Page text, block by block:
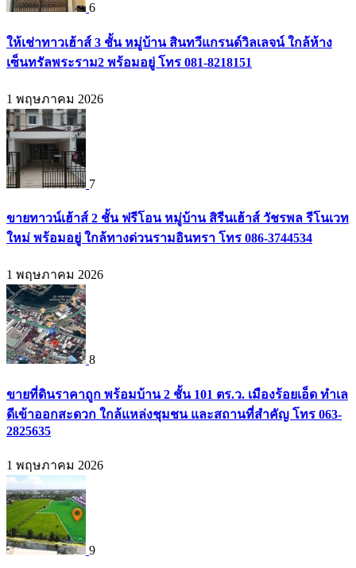
6
ให้เช่าทาวเฮ้าส์ 3 ชั้น หมู่บ้าน สินทวีแกรนด์วิลเลจน์ ใกล้ห้าง
เซ็นทรัลพระราม2 พร้อมอยู่ โทร 081-8218151
1 พฤษภาคม 2026
7
ขายทาวน์เฮ้าส์ 2 ชั้น ฟรีโอน หมู่บ้าน สิรีนเฮ้าส์ วัชรพล รีโนเวท
ใหม่ พร้อมอยู่ ใกล้ทางด่วนรามอินทรา โทร 086-3744534
1 พฤษภาคม 2026
8
ขายที่ดินราคาถูก พร้อมบ้าน 2 ชั้น 101 ตร.ว. เมืองร้อยเอ็ด ทำเล
ดีเข้าออกสะดวก ใกล้แหล่งชุมชน และสถานที่สำคัญ โทร 063-
2825635
1 พฤษภาคม 2026
9